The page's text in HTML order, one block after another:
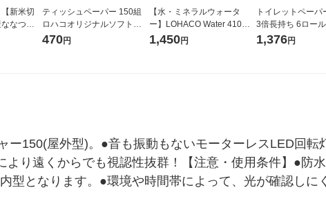
【新米切
なつぼ
和7年産
ティッシュペーパー 150組
ロハコオリジナルソフトパ
ックティッシュ フィオナ オ
470円
【水・ミネラルウォータ
ー】LOHACO Water 410ml
1箱（20本入）ラベルレス
1,450円
トイレットペーパ
3倍長持ち 6ロール 75m 再生
紙配合 スコッティ
1,376円
ー150(屋外型)。●音も振動もないモーターレスLED回転
より遠くからでも視認性抜群！【注意・使用条件】●防
型となります。●環境や時間帯によって、光が確認しに